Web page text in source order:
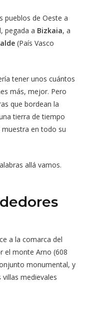
pueblos de Oeste a
pegada a Bizkaia, a
(País Vasco
tener unos cuántos
más, mejor. Pero
que bordean la
tierra de tiempo
en todo su
allá vamos.
a la comarca del
el monte Arno (608
monumental, y
medievales